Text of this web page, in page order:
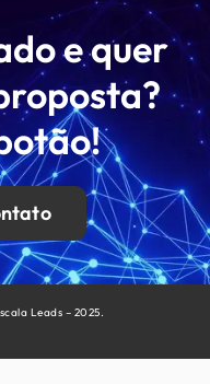
e quer
Leads – 2025.